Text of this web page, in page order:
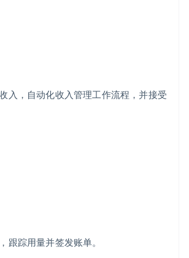
入，自动化收入管理工作流程，并接受
跟踪用量并签发账单。